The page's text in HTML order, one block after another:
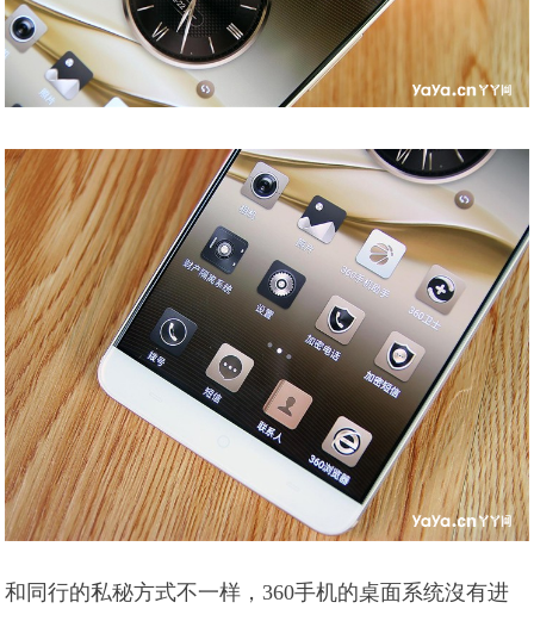
和同行的私秘方式不一样，360手机的桌面系统沒有进